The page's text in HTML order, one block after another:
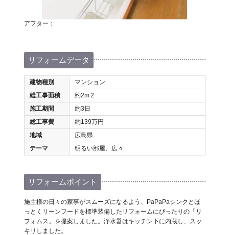
アフター：
リフォームデータ
建物種別
マンション
総工事面積
約2m2
施工期間
約3日
総工事費
約139万円
地域
広島県
テーマ
明るい部屋、広々
リフォームポイント
施主様の日々の家事がスムーズになるよう、PaPaPaシンクとほ
っとくリーンフードを標準装備したリフォームにぴったりの「リ
フォムス」を提案しました。浄水器はキッチン下に内蔵し、スッ
キリしました。